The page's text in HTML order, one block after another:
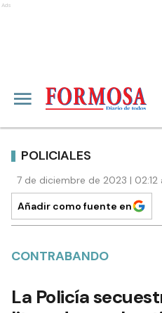
Ads
POLICIALES
7 de diciembre de 2023 |
Añadir como fuente en
CONTRABANDO
La Policía